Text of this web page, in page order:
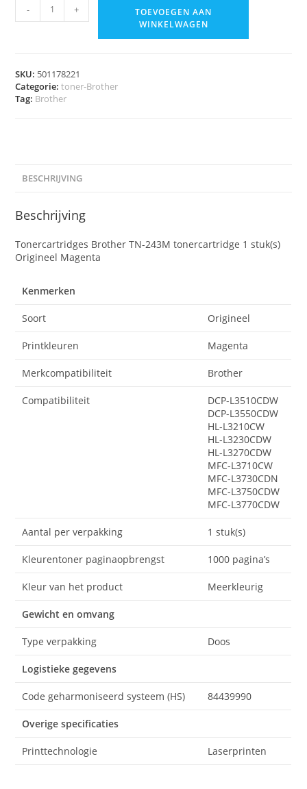
- +
TOEVOEGEN AAN
WINKELWAGEN
SKU: 501178221
Categorie:toner-Brother
Tag: Brother
BESCHRIJVING
Beschrijving
Tonercartridges Brother TN-243M tonercartridge 1 stuk(s)
Origineel Magenta
Kenmerken
Soort Origineel
Printkleuren Magenta
Merkcompatibiliteit Brother
Compatibiliteit
DCP-L3510CDW
DCP-L3550CDW
HL-L3210CW
HL-L3230CDW
HL-L3270CDW
MFC-L3710CW
MFC-L3730CDN
MFC-L3750CDW
MFC-L3770CDW
Aantal per verpakking 1 stuk(s)
Kleurentoner paginaopbrengst 1000 pagina’s
Kleur van het product Meerkleurig
Gewicht en omvang
Type verpakking Doos
Logistieke gegevens
Code geharmoniseerd systeem (HS) 84439990
Overige specificaties
Printtechnologie Laserprinten